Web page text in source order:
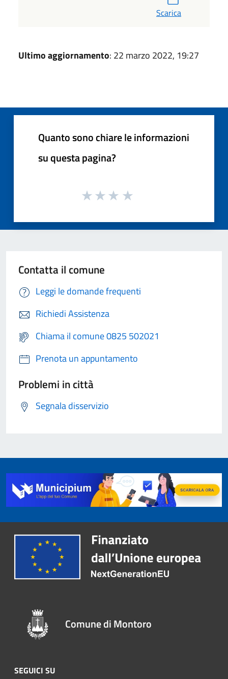
Scarica
Ultimo aggiornamento: 22 marzo 2022, 19:27
Quanto sono chiare le informazioni
su questa pagina?
Contatta il comune
Leggi le domande frequenti
Richiedi Assistenza
Chiama il comune 0825 502021
Prenota un appuntamento
Problemi in città
Segnala disservizio
Comune di Montoro
SEGUICI SU